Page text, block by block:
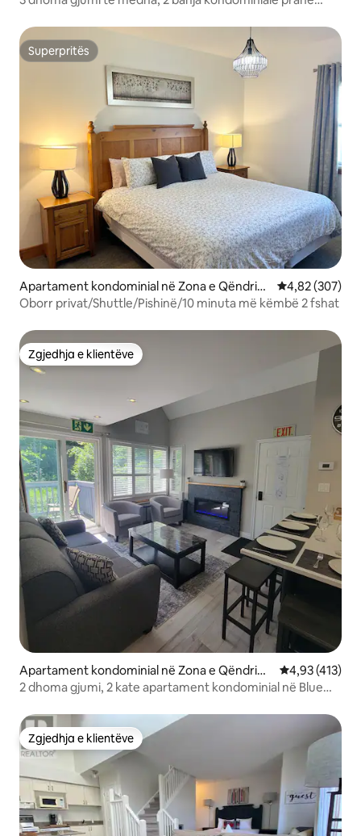
Superpritës
Superpritës
Apartament kondominial në Zona e Qëndrimi
t në Malin e Blu
Vlerësimi
4,82 (307)
Oborr privat/Shuttle/Pishinë/10 minuta më këmbë 2 fshat
Zgjedhja e klientëve
Zgjedhja e klientëve
Apartament kondominial në Zona e Qëndrimi
t në Malin e Blu
Vlerësimi
4,93 (413)
2 dhoma gjumi, 2 kate apartament kondominial në Blue
Zgjedhja e klientëve
Zgjedhja e klientëve